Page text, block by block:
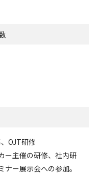
OJT研修
ー主催の研修、社内研
ー展示会への参加。